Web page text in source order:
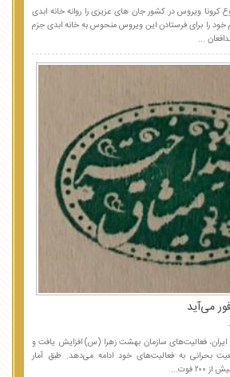
که شیوع کرونا ویروس در کشور جان های عزیزی را روانه خانه ابدی
خود را برای فرستادن این ویروس منحوس به خانه ابدی جزم
...
می‌آید
ایران، فعالیت‌های سازمان بهشت زهرا (س) افزایش یافت و
بحرانی به فعالیت‌های خود ادامه می‌دهد. طبق آمار
فوت...